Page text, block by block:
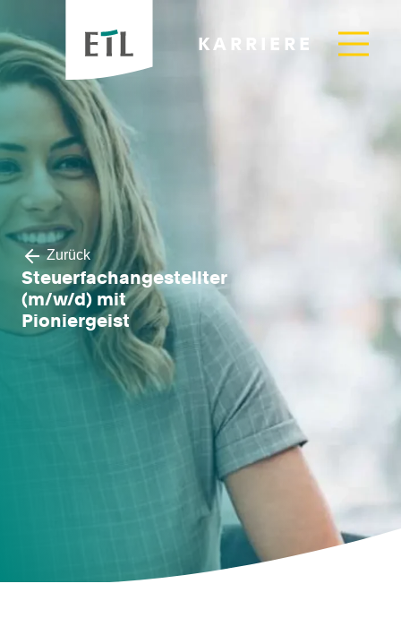
KARRIERE
Zurück
Steuerfachangestellter
(m/w/d) mit
Pioniergeist